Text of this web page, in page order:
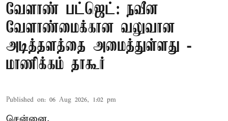
வேளாண் பட்ஜெட்: நவீன
வேளாண்மைக்கான வலுவான
அடித்தளத்தை அமைத்துள்ளது -
மாணிக்கம் தாகூர்
Published on: 06 Aug 2026, 1:02 pm
சென்னை,